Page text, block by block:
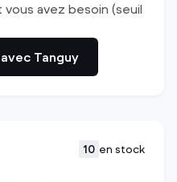
avez besoin (seuil
Tanguy
10 en stock